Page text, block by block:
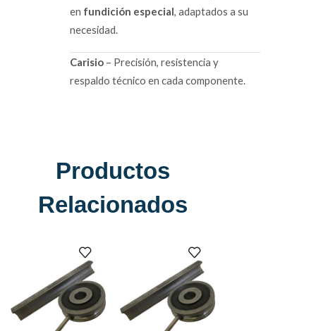
en fundición especial, adaptados a su
necesidad.
Carisio – Precisión, resistencia y
respaldo técnico en cada componente.
Productos
Relacionados